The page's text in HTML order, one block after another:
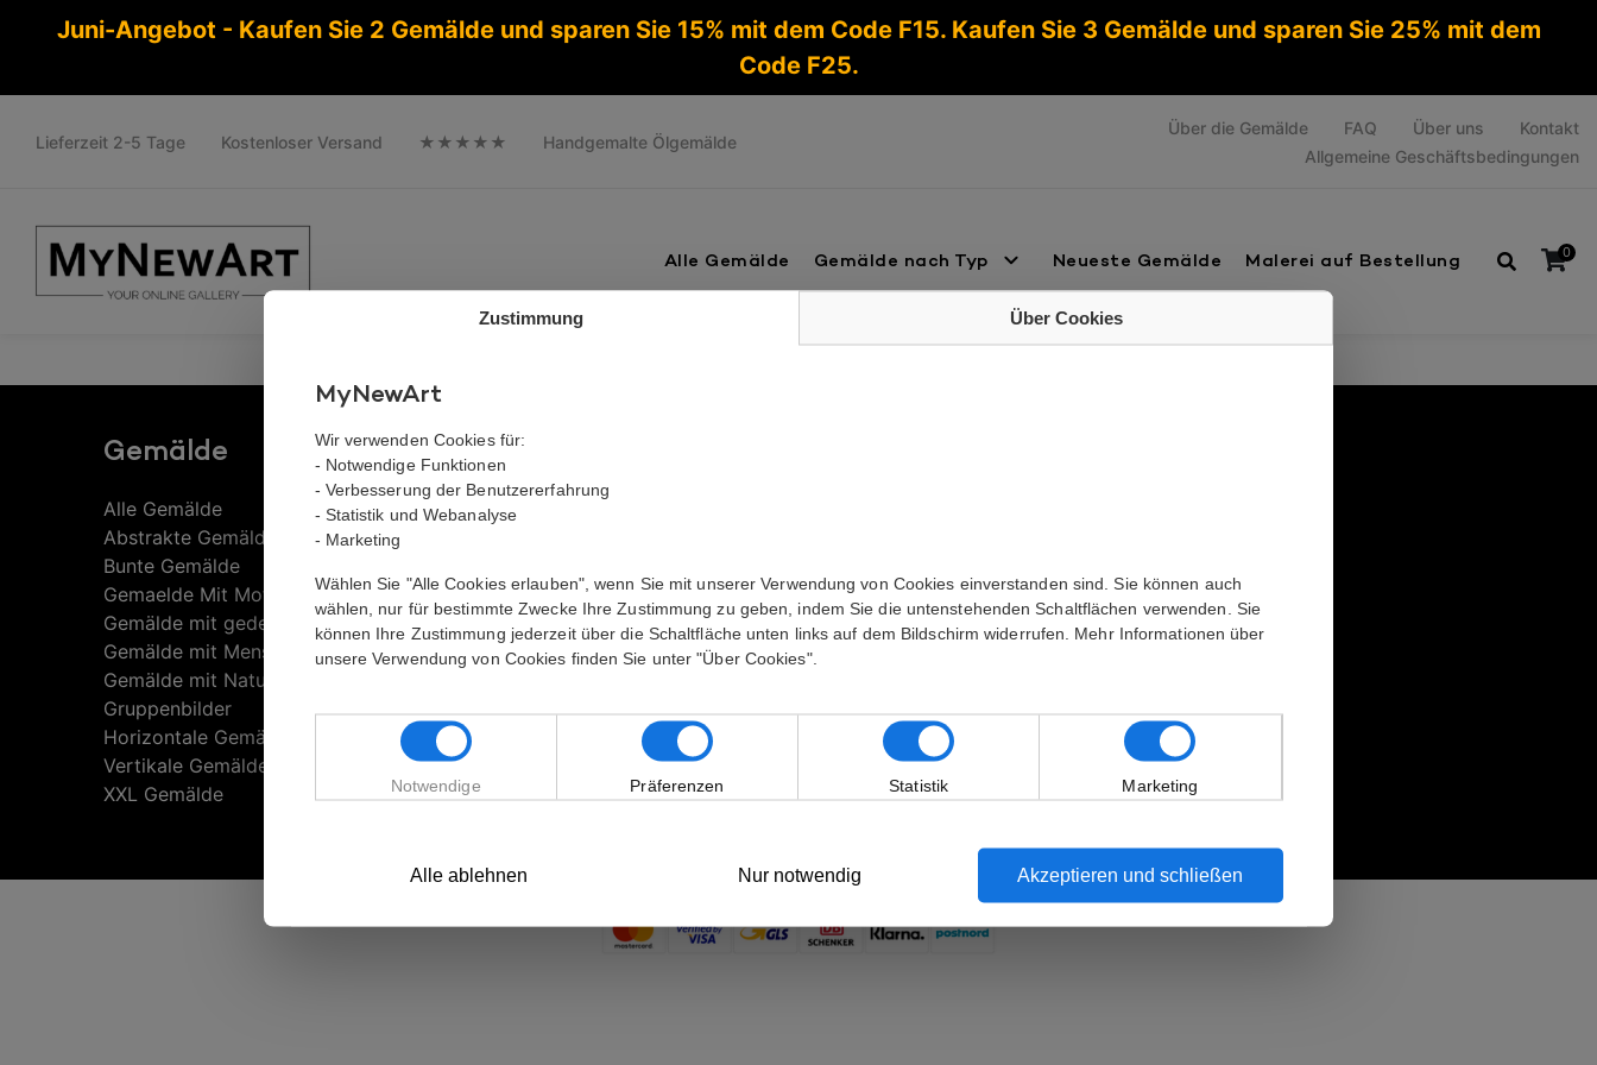
Juni-Angebot - Kaufen Sie 2 Gemälde und sparen Sie 15% mit dem Code F15. Kaufen Sie 3 Gemälde und sparen Sie 25% mit dem
Code F25.
Lieferzeit 2-5 Tage Kostenloser Versand ★★★★★ Handgemalte Ölgemälde
Über die Gemälde FAQ Über uns
Kontakt
Allgemeine Geschäftsbedingungen
Alle Gemälde Gemälde nach Typ Neueste Gemälde Malerei auf Bestellung 0
Gemälde
Alle Gemälde
Abstrakte Gemälde
Bunte Gemälde
Gemaelde Mit Motiven
Gemälde mit gedeckten Farben
Gemälde mit Menschen und Tieren
Gemälde mit Natur
Gruppenbilder
Horizontale Gemälde
Vertikale Gemälde
XXL Gemälde
Informationen
Über die Gemälde
Impressum
Datenschutzerklärung
AGB
E-mail: info@mynewart.at
Tlf.nr.: +45 31145817
Zustimmung Über Cookies
MyNewArt
Wir verwenden Cookies für:
- Notwendige Funktionen
- Verbesserung der Benutzererfahrung
- Statistik und Webanalyse
- Marketing
Wählen Sie "Alle Cookies erlauben", wenn Sie mit unserer Verwendung von Cookies einverstanden sind. Sie können auch
wählen, nur für bestimmte Zwecke Ihre Zustimmung zu geben, indem Sie die untenstehenden Schaltflächen verwenden. Sie
können Ihre Zustimmung jederzeit über die Schaltfläche unten links auf dem Bildschirm widerrufen. Mehr Informationen über
unsere Verwendung von Cookies finden Sie unter "Über Cookies".
Notwendige Präferenzen Statistik Marketing
Alle ablehnen Nur notwendig Akzeptieren und schließen